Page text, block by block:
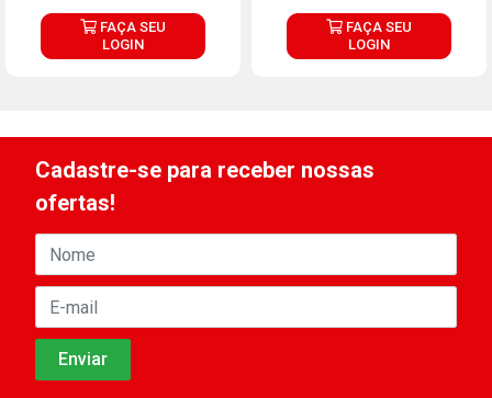
FAÇA SEU
LOGIN
FAÇA SEU
LOGIN
Cadastre-se para receber nossas
ofertas!